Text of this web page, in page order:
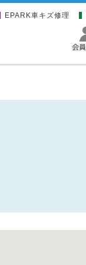
EPARK車キズ修理